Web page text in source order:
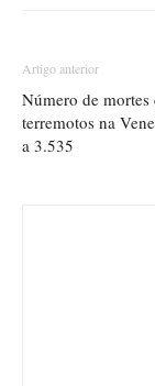
Artigo anterior
Número de mortes
terremotos na
a 3.535